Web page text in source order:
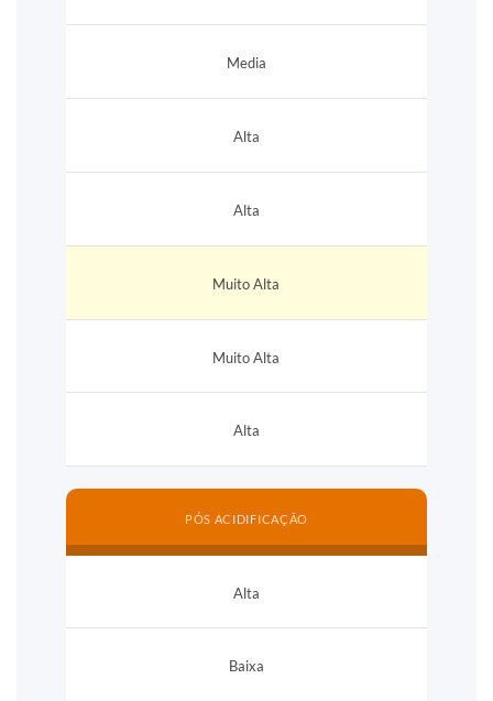
Media
Alta
Alta
Muito Alta
Muito Alta
Alta
PÓS ACIDIFICAÇÃO
Alta
Baixa